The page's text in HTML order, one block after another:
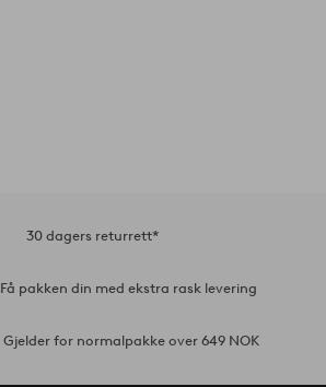
30 dagers returrett*
Få pakken din med ekstra rask levering
Gjelder for normalpakke over 649 NOK